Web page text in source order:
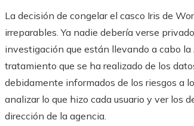
La decisión de congelar el casco Iris de
irreparables. Ya nadie debería verse
investigación que están llevando a cabo
tratamiento que se ha realizado de los
debidamente informados de los riesgos a
analizar lo que hizo cada usuario y ver los
dirección de la agencia.